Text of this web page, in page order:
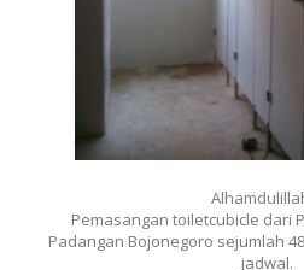
Pemasangan toiletcubicle dari
Padangan Bojonegoro sejumlah
jadwal.